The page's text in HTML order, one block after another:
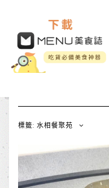
標籤: 水相餐聚苑